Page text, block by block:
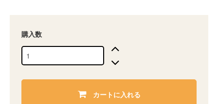
購入数
カートに入れる